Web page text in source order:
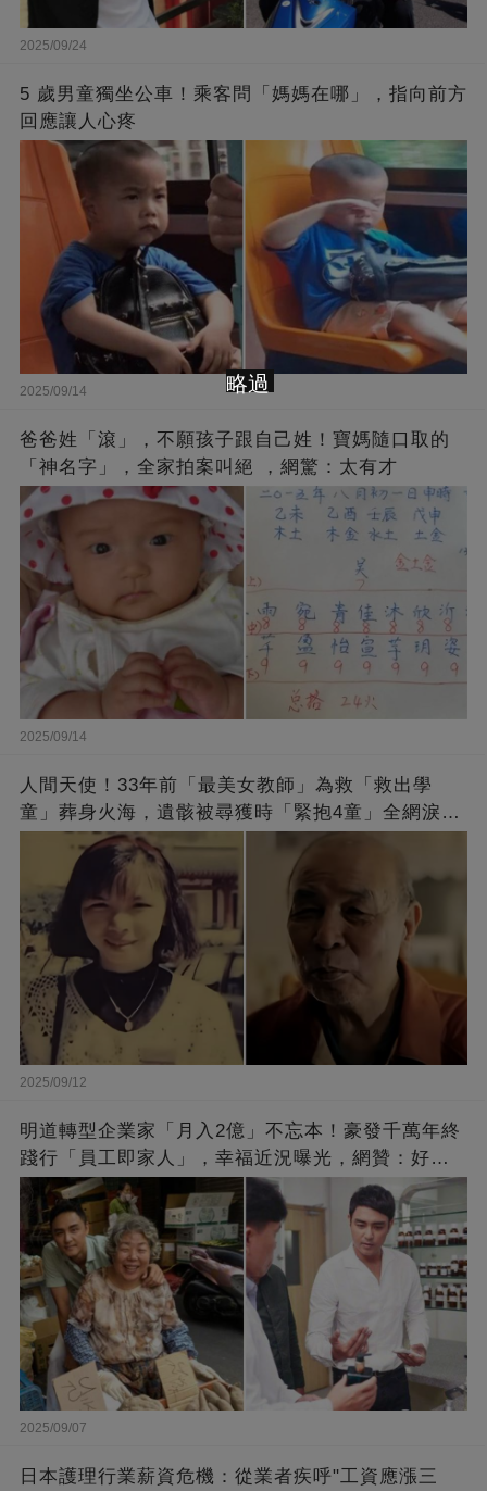
2025/09/24
5 歲男童獨坐公車！乘客問「媽媽在哪」，指向前方
回應讓人心疼
2025/09/14
爸爸姓「滾」，不願孩子跟自己姓！寶媽隨口取的
「神名字」，全家拍案叫絕 ，網驚：太有才
2025/09/14
人間天使！33年前「最美女教師」為救「救出學
童」葬身火海，遺骸被尋獲時「緊抱4童」全網淚
崩：真正的英雄不該被遺忘
2025/09/12
明道轉型企業家「月入2億」不忘本！豪發千萬年終
踐行「員工即家人」，幸福近況曝光，網贊：好老
闆的福報
2025/09/07
日本護理行業薪資危機：從業者疾呼"工資應漲三
略過